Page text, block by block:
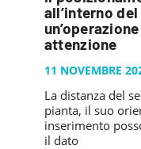
SYSMAN
TASK 3.6
TASK 3.7
TASK 3.9
TASK 3.10
PUBBLICAZIONI
ARTICOLO
RASSEGNA
TESI DI LAUREA
GALLERY
FOTO GALLERY
VIDEO GALLERY
CONTATTI
all’interno
attenzione
11 NOVEMBRE
La distanza del
pianta, il suo
inserimento
il dato